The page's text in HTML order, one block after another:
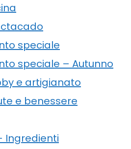
speciale
speciale – Autunno
e artigianato
e benessere
Ingredienti